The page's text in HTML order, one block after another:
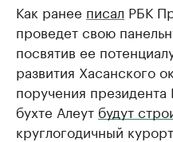
Как ранее писал РБК
проведет свою
посвятив ее
развития Хасанского
поручения
бухте Алеут будут
круглогодичный